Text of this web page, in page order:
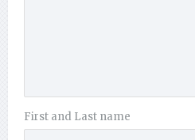
First and Last name